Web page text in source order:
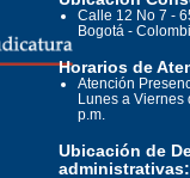
Calle 12 No 7 -
Bogotá -
Horarios de
Atención
Lunes a Viernes
p.m.
Ubicación de
administrativas: